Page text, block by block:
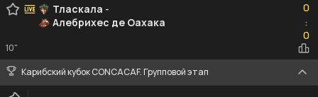
Тласкала -
Алебрихес де Оахака
0
:0
0
10"
Карибский кубок CONCACAF. Групповой этап